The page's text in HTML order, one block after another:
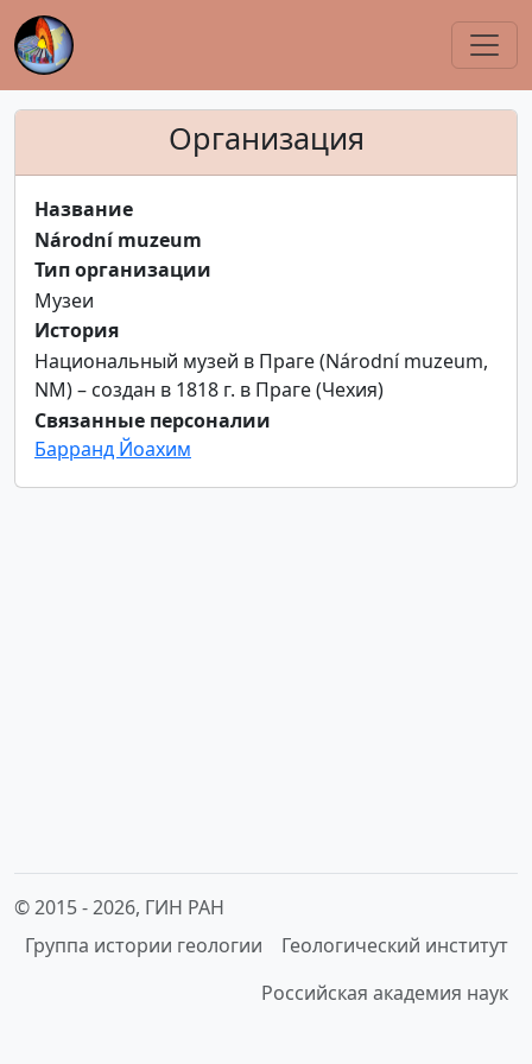
Организация
Название
Národní muzeum
Тип организации
Музеи
История
Национальный музей в Праге (Národní muzeum,
NM) – создан в 1818 г. в Праге (Чехия)
Связанные персоналии
Барранд Йоахим
© 2015 -2026, ГИН РАН
Группа истории геологии
Геологический институт
Российская академия наук